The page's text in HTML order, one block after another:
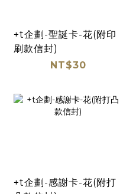
+t企劃-聖誕卡-花(附印
刷款信封)
NT$30
+t企劃-感謝卡-花(附打